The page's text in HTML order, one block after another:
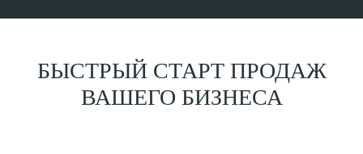
БЫСТРЫЙ СТАРТ ПРОДАЖ
ВАШЕГО БИЗНЕСА